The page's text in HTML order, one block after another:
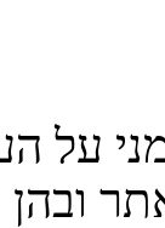
על
ובהן